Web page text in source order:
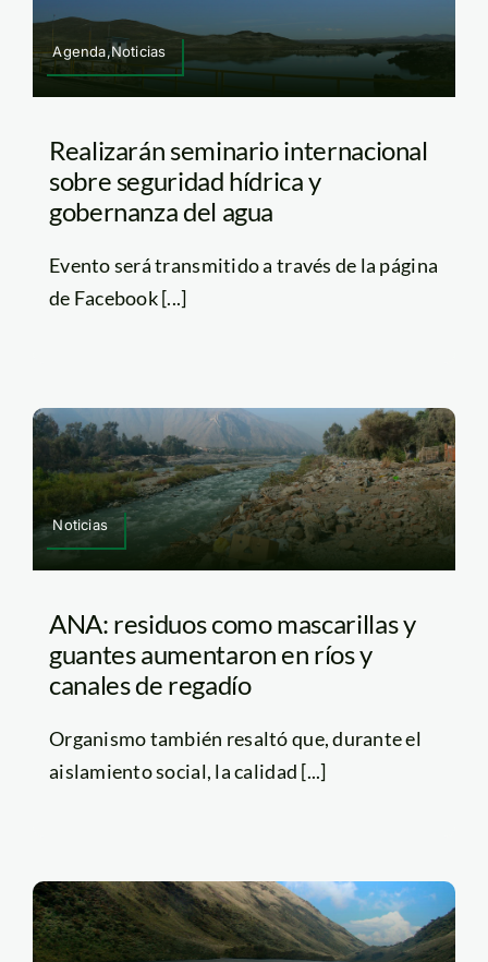
Agenda,Noticias
Realizarán seminario internacional
sobre seguridad hídrica y
gobernanza del agua
Evento será transmitido a través de la página
de Facebook [...]
Noticias
ANA: residuos como mascarillas y
guantes aumentaron en ríos y
canales de regadío
Organismo también resaltó que, durante el
aislamiento social, la calidad [...]